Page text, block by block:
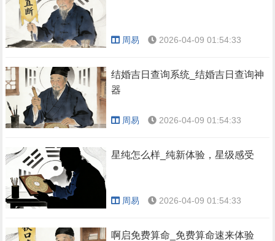
周易 2026-04-09 01:54:33
结婚吉日查询系统_结婚吉日查询神
器
周易 2026-04-09 01:54:33
星纯怎么样_纯新体验，星级感受
周易 2026-04-09 01:54:33
啊启免费算命_免费算命速来体验